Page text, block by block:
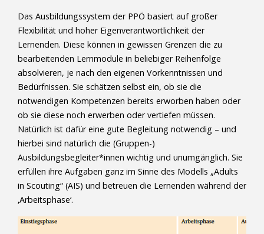
Das Ausbildungssystem der PPÖ basiert auf großer
Flexibilität und hoher Eigenverantwortlichkeit der
Lernenden. Diese können in gewissen Grenzen die zu
bearbeitenden Lernmodule in beliebiger Reihenfolge
absolvieren, je nach den eigenen Vorkenntnissen und
Bedürfnissen. Sie schätzen selbst ein, ob sie die
notwendigen Kompetenzen bereits erworben haben oder
ob sie diese noch erwerben oder vertiefen müssen.
Natürlich ist dafür eine gute Begleitung notwendig – und
hierbei sind natürlich die (Gruppen-)
Ausbildungsbegleiter*innen wichtig und unumgänglich. Sie
erfüllen ihre Aufgaben ganz im Sinne des Modells „Adults
in Scouting“ (AIS) und betreuen die Lernenden während der
‚Arbeitsphase‘.